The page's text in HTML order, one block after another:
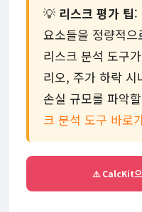
💡 리스크 평가 팁:
요소들을 정량적
리스크 분석 도구
리오, 주가 하락 시
손실 규모를 파악
크 분석 도구 바로
⚠️ CalcKit으